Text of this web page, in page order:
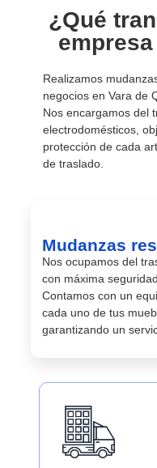
¿Qué
Realizamos
negocios en Vara de
Nos encargamos del
electrodomésticos,
protección de cada
de traslado.
Mudanzas
Nos ocupamos del
con máxima
Contamos con un
cada uno de tus
garantizando un